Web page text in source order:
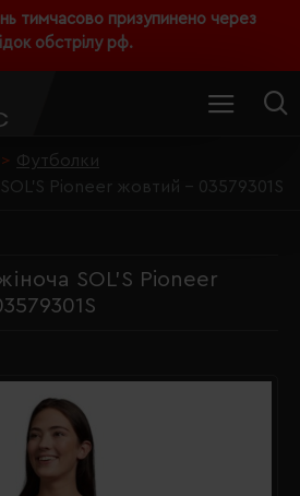
тимчасово призупинено через
обстрілу рф.
Футболки
Pioneer жовтий - 03579301S
SOL'S Pioneer